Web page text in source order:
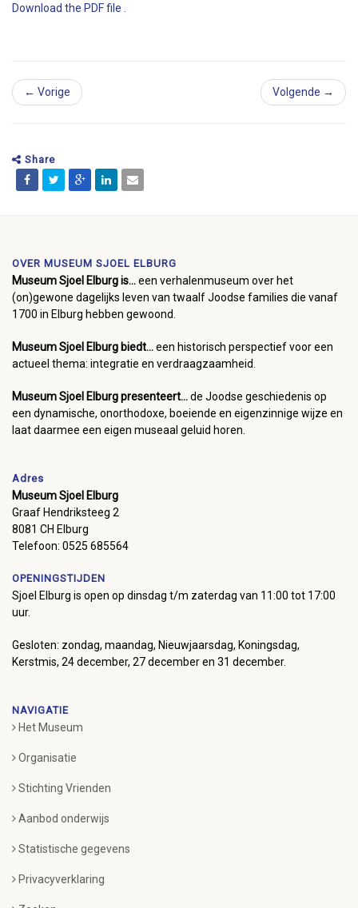
Download the PDF file .
← Vorige Volgende →
Share
OVER MUSEUM SJOEL ELBURG
Museum Sjoel Elburg is...een verhalenmuseum over het
(on)gewone dagelijks leven van twaalf Joodse families die vanaf
1700 in Elburg hebben gewoond.
Museum Sjoel Elburg biedt...een historisch perspectief voor een
actueel thema: integratie en verdraagzaamheid.
Museum Sjoel Elburg presenteert...de Joodse geschiedenis op
een dynamische, onorthodoxe, boeiende en eigenzinnige wijze en
laat daarmee een eigen museaal geluid horen.
Adres
Museum Sjoel Elburg
Graaf Hendriksteeg 2
8081 CH Elburg
Telefoon: 0525 685564
OPENINGSTIJDEN
Sjoel Elburg is open op dinsdag t/m zaterdag van 11:00 tot 17:00
uur.
Gesloten: zondag, maandag, Nieuwjaarsdag, Koningsdag,
Kerstmis, 24 december, 27 december en 31 december.
NAVIGATIE
Het Museum
Organisatie
Stichting Vrienden
Aanbod onderwijs
Statistische gegevens
Privacyverklaring